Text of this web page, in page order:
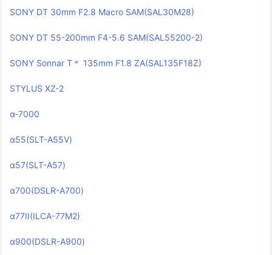
SONY DT 30mm F2.8 Macro SAM(SAL30M28)
SONY DT 55-200mm F4-5.6 SAM(SAL55200-2)
SONY Sonnar T＊ 135mm F1.8 ZA(SAL135F18Z)
STYLUS XZ-2
α-7000
α55(SLT-A55V)
α57(SLT-A57)
α700(DSLR-A700)
α77II(ILCA-77M2)
α900(DSLR-A900)